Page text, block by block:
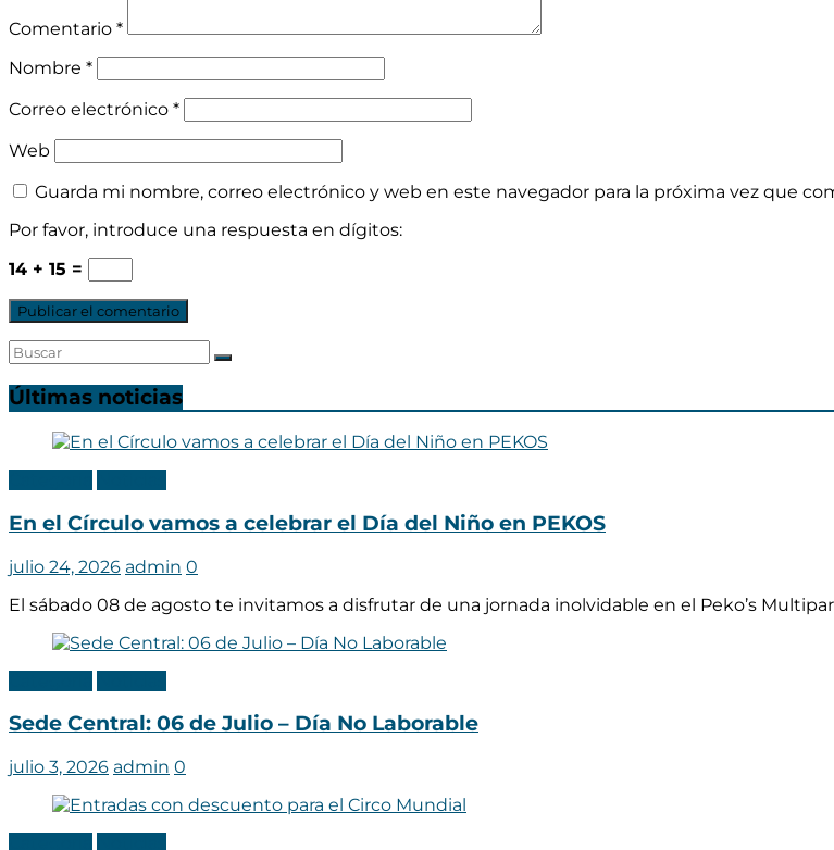
Comentario *
Nombre *
Correo electrónico *
Web
Guarda mi nombre, correo electrónico y web en este navegador para la próxima vez que
Por favor, introduce una respuesta en dígitos:
14 + 15 =
Últimas noticias
En el Círculo vamos a celebrar el Día del Niño en PEKOS
julio 24, 2026 admin 0
El sábado 08 de agosto te invitamos a disfrutar de una jornada inolvidable en el Peko’s
Sede Central: 06 de Julio – Día No Laborable
julio 3, 2026 admin 0